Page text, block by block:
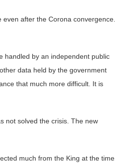
after the Corona convergence.
handled by an independent public
data held by the government
that much more difficult. It is
not solved the crisis. The new
much from the King at the time.